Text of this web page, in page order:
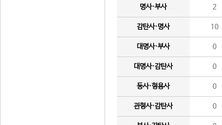
명사·부사 2
감탄사·명사 10
대명사·부사 0
대명사·감탄사 0
동사·형용사 0
관형사·감탄사 0